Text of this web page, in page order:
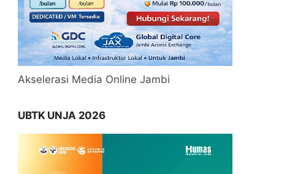
Akselerasi Media Online Jambi
UBTK UNJA 2026